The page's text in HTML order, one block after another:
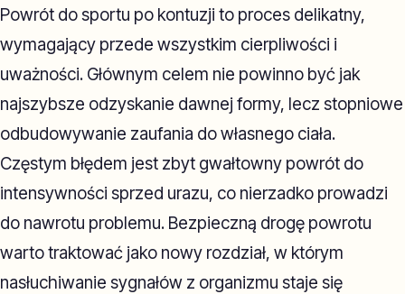
Powrót do sportu po kontuzji to proces delikatny,
wymagający przede wszystkim cierpliwości i
uważności. Głównym celem nie powinno być jak
najszybsze odzyskanie dawnej formy, lecz stopniowe
odbudowywanie zaufania do własnego ciała.
Częstym błędem jest zbyt gwałtowny powrót do
intensywności sprzed urazu, co nierzadko prowadzi
do nawrotu problemu. Bezpieczną drogę powrotu
warto traktować jako nowy rozdział, w którym
nasłuchiwanie sygnałów z organizmu staje się